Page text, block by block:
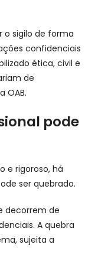
o sigilo de forma
confidenciais
ética, civil e
de
OAB.
pode
e rigoroso, há
ser quebrado.
decorrem de
A quebra
sujeita a